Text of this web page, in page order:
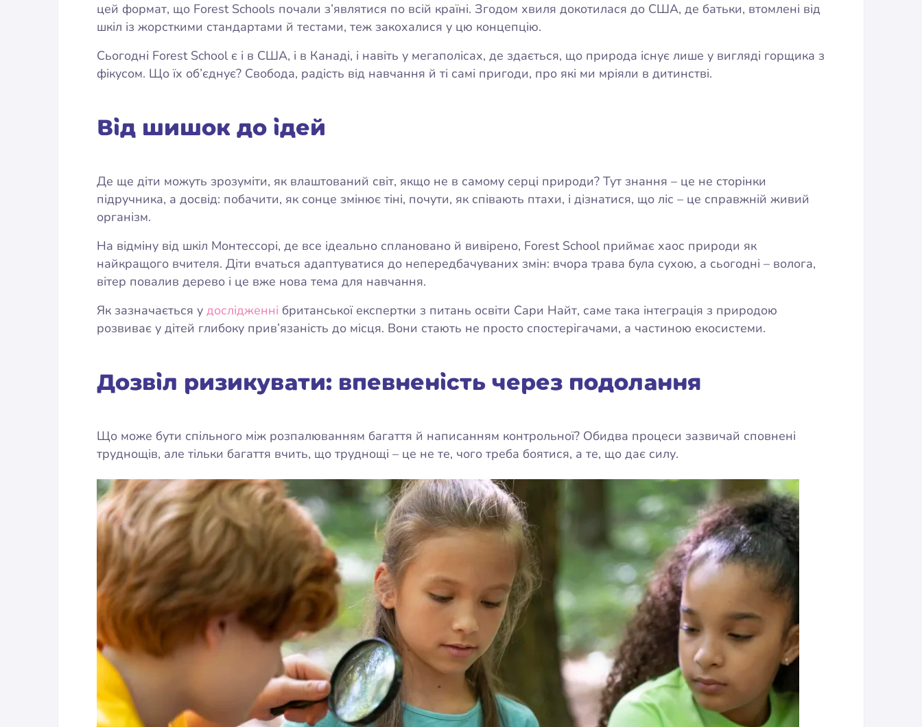
цей формат, що Forest Schools почали з’являтися по всій країні. Згодом хвиля докотилася до США, де батьки, втомлені від
шкіл із жорсткими стандартами й тестами, теж закохалися у цю концепцію.
Сьогодні Forest School є і в США, і в Канаді, і навіть у мегаполісах, де здається, що природа існує лише у вигляді горщика з
фікусом. Що їх об’єднує? Свобода, радість від навчання й ті самі пригоди, про які ми мріяли в дитинстві.
Від шишок до ідей
Де ще діти можуть зрозуміти, як влаштований світ, якщо не в самому серці природи? Тут знання – це не сторінки
підручника, а досвід: побачити, як сонце змінює тіні, почути, як співають птахи, і дізнатися, що ліс – це справжній живий
організм.
На відміну від шкіл Монтессорі, де все ідеально сплановано й вивірено, Forest School приймає хаос природи як
найкращого вчителя. Діти вчаться адаптуватися до непередбачуваних змін: вчора трава була сухою, а сьогодні – волога,
вітер повалив дерево і це вже нова тема для навчання.
Як зазначається у дослідженні британської експертки з питань освіти Сари Найт, саме така інтеграція з природою
розвиває у дітей глибоку прив’язаність до місця. Вони стають не просто спостерігачами, а частиною екосистеми.
Дозвіл ризикувати: впевненість через подолання
Що може бути спільного між розпалюванням багаття й написанням контрольної? Обидва процеси зазвичай сповнені
труднощів, але тільки багаття вчить, що труднощі – це не те, чого треба боятися, а те, що дає силу.